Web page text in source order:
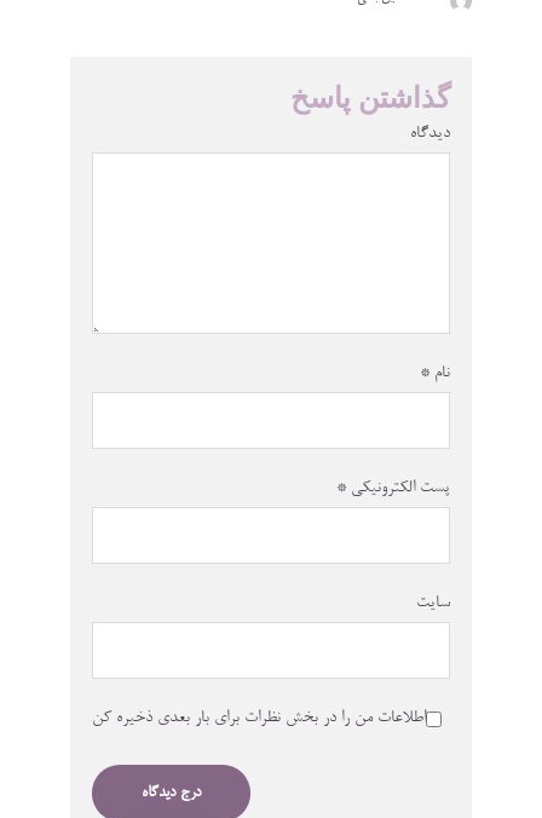
گذاشتن پاسخ
دیدگاه
نام *
پست الکترونیکی *
سایت
اطلاعات من را در بخش نظرات برای بار بعدی ذخیره کن